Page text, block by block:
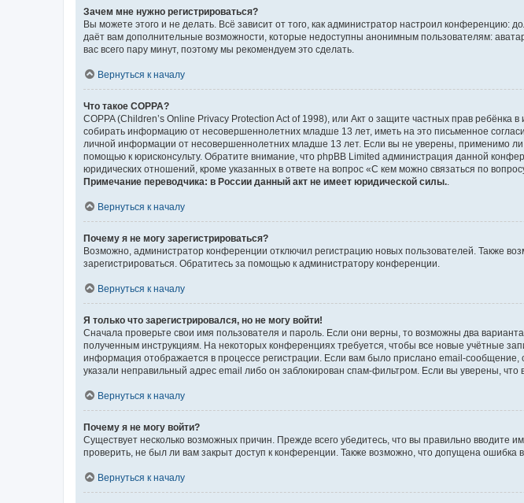
Зачем мне нужно регистрироваться?
Вы можете этого и не делать. Всё зависит от того, как администратор настроил
даёт вам дополнительные возможности, которые недоступны анонимным пользователям:
вас всего пару минут, поэтому мы рекомендуем это сделать.
Вернуться к началу
Что такое COPPA?
COPPA (Children’s Online Privacy Protection Act of 1998), или Акт о защите частных прав
собирать информацию от несовершеннолетних младше 13 лет, иметь на это письменное
личной информации от несовершеннолетних младше 13 лет. Если вы не уверены, применимо
помощью к юрисконсульту. Обратите внимание, что phpBB Limited администрация данной
юридических отношений, кроме указанных в ответе на вопрос «С кем можно связаться по
Примечание переводчика: в России данный акт не имеет юридической силы.
Вернуться к началу
Почему я не могу зарегистрироваться?
Возможно, администратор конференции отключил регистрацию новых пользователей. Также
зарегистрироваться. Обратитесь за помощью к администратору конференции.
Вернуться к началу
Я только что зарегистрировался, но не могу войти!
Сначала проверьте свои имя пользователя и пароль. Если они верны, то возможны два
полученным инструкциям. На некоторых конференциях требуется, чтобы все новые учётные
информация отображается в процессе регистрации. Если вам было прислано email-
указали неправильный адрес email либо он заблокирован спам-фильтром. Если вы уверены,
Вернуться к началу
Почему я не могу войти?
Существует несколько возможных причин. Прежде всего убедитесь, что вы правильно
проверить, не был ли вам закрыт доступ к конференции. Также возможно, что допущена
Вернуться к началу